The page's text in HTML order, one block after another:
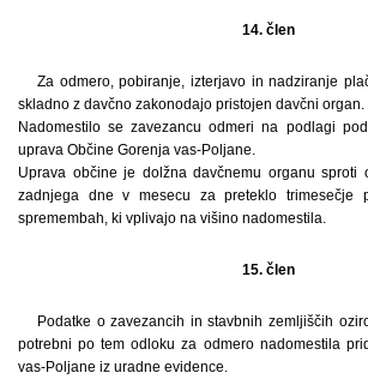
14. člen
Za odmero, pobiranje, izterjavo in nadziranje
skladno z davčno zakonodajo pristojen davčni organ.
Nadomestilo se zavezancu odmeri na podlagi
uprava Občine Gorenja vas-Poljane.
Uprava občine je dolžna davčnemu organu sproti
zadnjega dne v mesecu za preteklo trimesečje
spremembah, ki vplivajo na višino nadomestila.
15. člen
Podatke o zavezancih in stavbnih zemljiščih
potrebni po tem odloku za odmero nadomestila
vas-Poljane iz uradne evidence.